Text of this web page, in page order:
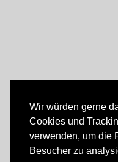
Wir würden gerne
Cookies und
verwenden, um die
Besucher zu